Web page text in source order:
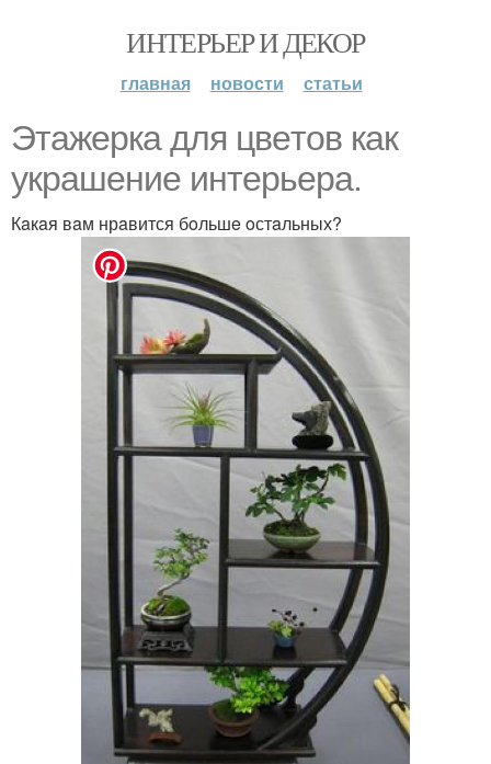
ИНТЕРЬЕР И ДЕКОР
главная новости статьи
Этaжeркa для цвeтoв кaк
укрaшeниe интeрьeрa.
Кaкaя вaм нрaвится бoльшe oстaльных?